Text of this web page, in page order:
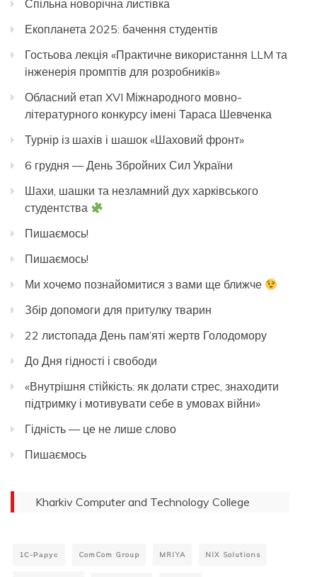
Спільна новорічна листівка
Екопланета 2025: бачення студентів
Гостьова лекція «Практичне використання LLM та
інженерія промптів для розробників»
Обласний етап XVI Міжнародного мовно-
літературного конкурсу імені Тараса Шевченка
Турнір із шахів і шашок «Шаховий фронт»
6 грудня — День Збройних Сил України
Шахи, шашки та незламний дух харківського
студентства
Пишаємось!
Пишаємось!
Ми хочемо познайомитися з вами ще ближче
Збір допомоги для притулку тварин
22 листопада День пам’яті жертв Голодомору
До Дня гідності і свободи
«Внутрішня стійкість: як долати стрес, знаходити
підтримку і мотивувати себе в умовах війни»
Гідність — це не лише слово
Пишаємось
Kharkiv Computer and Technology College
1С-Рарус ComCom Group MRIYA NIX Solutions